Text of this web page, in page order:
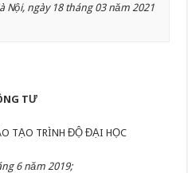
Nội, ngày 18 tháng 03 năm 2021
TƯ
TẠO TRÌNH ĐỘ ĐẠI HỌC
6 năm 2019;